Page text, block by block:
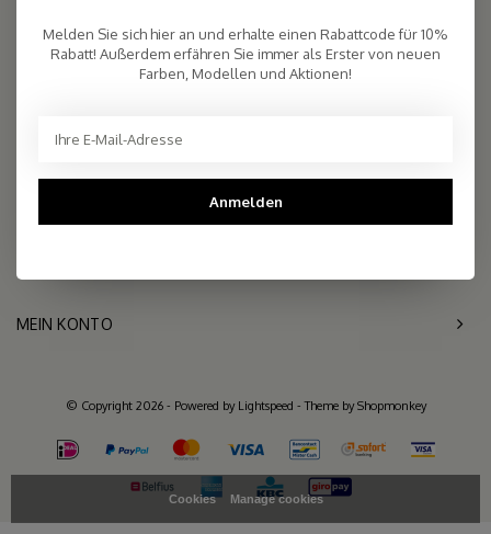
info@sjaalmania.nl
9.5
2.261 reviews
MEIN KONTO
© Copyright 2026 - Powered by Lightspeed - Theme byShopmonkey
Cookies Manage cookies
Melden Sie sich hier an und erhalte einen Rabattcode für 10%
Rabatt! Außerdem erfähren Sie immer als Erster von neuen
Farben, Modellen und Aktionen!
Anmelden